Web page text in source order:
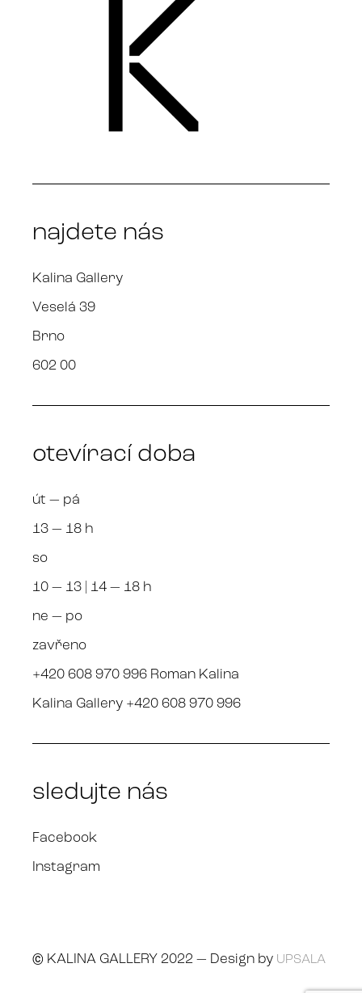
najdete nás
Kalina Gallery
Veselá 39
Brno
602 00
otevírací doba
út — pá
13 — 18 h
so
10 — 13 | 14 — 18 h
ne — po
zavřeno
+420 608 970 996 Roman Kalina
Kalina Gallery +420 608 970 996
sledujte nás
Facebook
Instagram
© KALINA GALLERY 2022 — Design by UPSALA